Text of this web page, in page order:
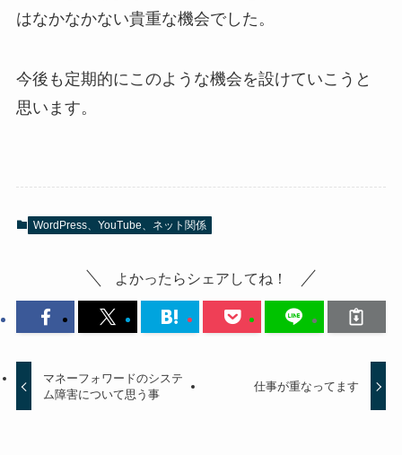
はなかなかない貴重な機会でした。
今後も定期的にこのような機会を設けていこうと
思います。
WordPress、YouTube、ネット関係
よかったらシェアしてね！
マネーフォワードのシステ
ム障害について思う事
仕事が重なってます